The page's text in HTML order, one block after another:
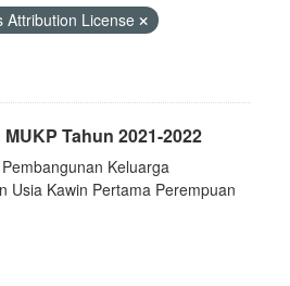
Attribution License
Tahun 2021-2022
Keluarga
Usia Kawin Pertama Perempuan